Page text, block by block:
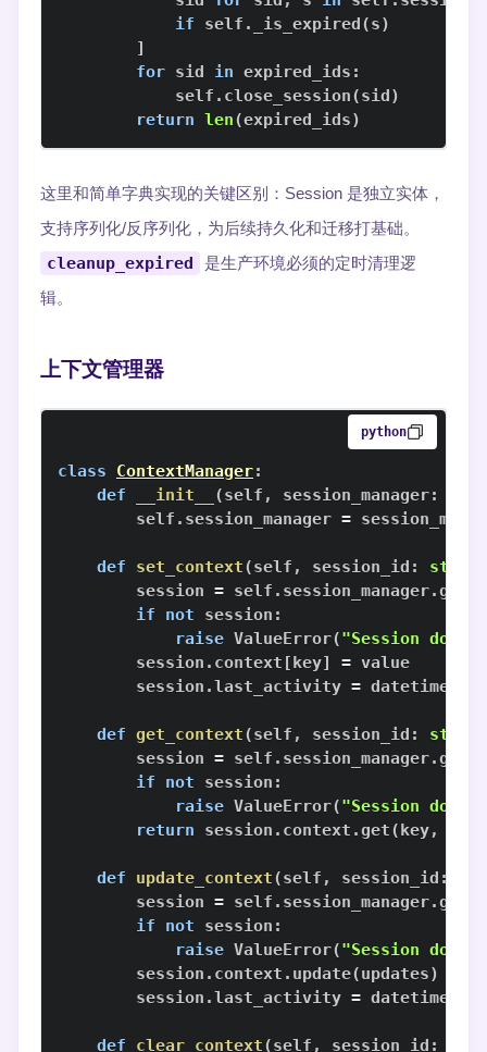
if self . _is_expired(s)
]
for sid in expired_ids :
            self
. close_session(sid)
return len(expired_ids)
这里和简单字典实现的关键区别：Session 是独立实体，
支持序列化/反序列化，为后续持久化和迁移打基础。
cleanup_expired
是生产环境必须的定时清理逻
辑。
上下文管理器
python
class ContextManager:
def
__init__ (self , session_manager:
        self
. session_manager =
def set_context(self , session_id : str
        session
= self . session_manager.
if
not session :
raise ValueError("Session does
        session
. context [key] =
        session
.last_activity = datetime
def get_context(self , session_id : str
        session
= self . session_manager.
if
not session :
raise ValueError("Session does
return session . context .get(key,
def update_context(self , session_id :
        session
= self . session_manager.
if
not session :
raise ValueError("Session does
        session
. context . update(updates)
        session
.last_activity = datetime
def clear_context(self , session_id :